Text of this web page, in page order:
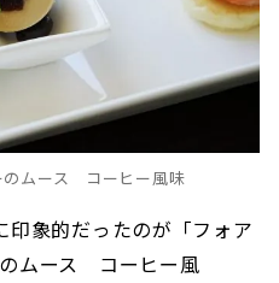
のムース コーヒー風味
象的だったのが「フォア
ムース コーヒー風